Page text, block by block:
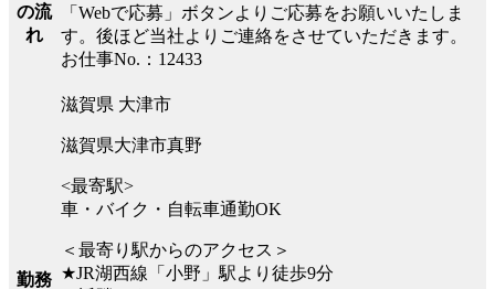
の流
れ
「Webで応募」ボタンよりご応募をお願いいたしま
す。後ほど当社よりご連絡をさせていただきます。
お仕事No.：12433
勤務
滋賀県 大津市
滋賀県大津市真野
<最寄駅>
車・バイク・自転車通勤OK
＜最寄り駅からのアクセス＞
★JR湖西線「小野」駅より徒歩9分